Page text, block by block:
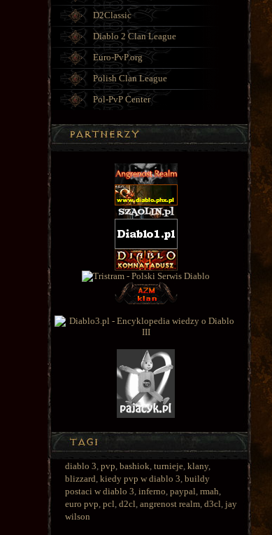
D2Classic
Diablo 2 Clan League
Euro-PvP.org
Polish Clan League
Pol-PvP Center
diablo 3, pvp, bashiok, turnieje, klany,
blizzard, kiedy pvp w diablo 3, buildy
postaci w diablo 3, inferno, paypal, rmah,
euro pvp, pcl, d2cl, angrenost realm, d3cl, jay
wilson